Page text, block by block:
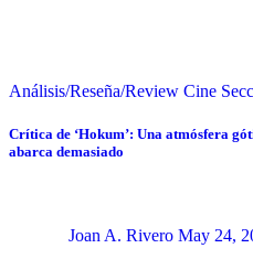
Análisis/Reseña/Review Cine
Crítica de ‘Hokum’: Una atmósfera
abarca demasiado
Joan A. Rivero May 24,